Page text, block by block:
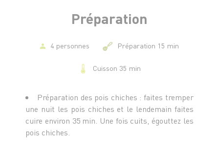
Préparation
4 personnes Préparation 15 min
Cuisson 35 min
Préparation des pois chiches : faites tremper
une nuit les pois chiches et le lendemain faites
cuire environ 35 min. Une fois cuits, égouttez les
pois chiches.